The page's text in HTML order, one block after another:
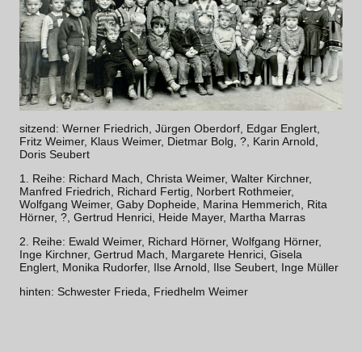
sitzend: Werner Friedrich, Jürgen Oberdorf, Edgar Englert,
Fritz Weimer, Klaus Weimer, Dietmar Bolg, ?, Karin Arnold,
Doris Seubert
1. Reihe: Richard Mach, Christa Weimer, Walter Kirchner,
Manfred Friedrich, Richard Fertig, Norbert Rothmeier,
Wolfgang Weimer, Gaby Dopheide, Marina Hemmerich, Rita
Hörner, ?, Gertrud Henrici, Heide Mayer, Martha Marras
2. Reihe: Ewald Weimer, Richard Hörner, Wolfgang Hörner,
Inge Kirchner, Gertrud Mach, Margarete Henrici, Gisela
Englert, Monika Rudorfer, Ilse Arnold, Ilse Seubert, Inge Müller
hinten: Schwester Frieda, Friedhelm Weimer